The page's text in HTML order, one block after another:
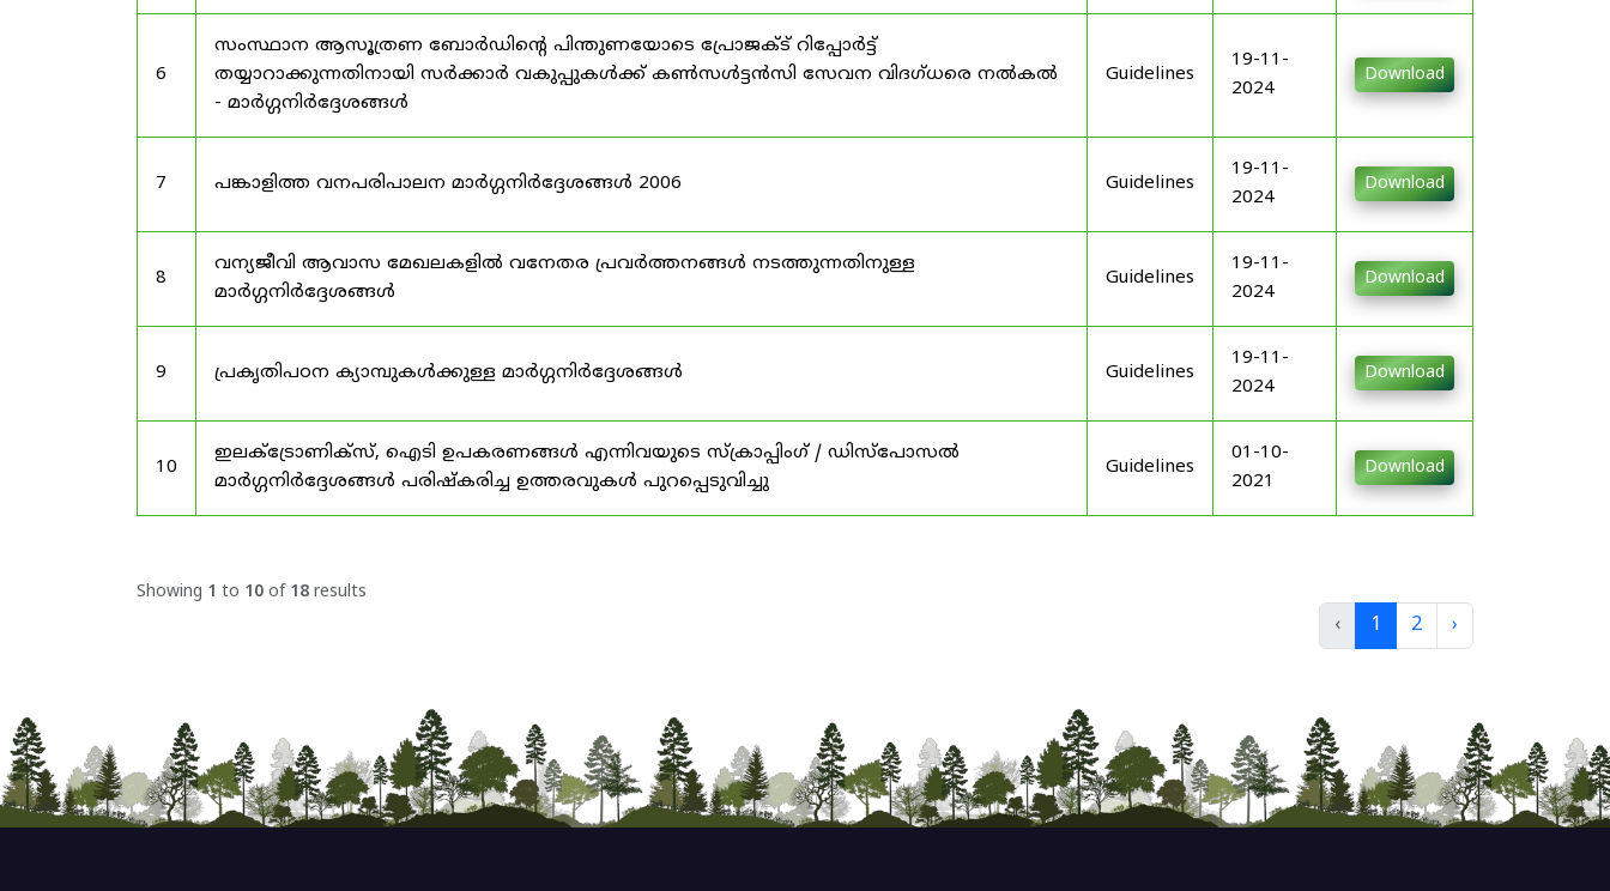
6
സംസ്ഥാന ആസൂത്രണ ബോർഡിൻ്റെ പിന്തുണയോടെ പ്രോജക്ട് റിപ്പോർട്ട്
തയ്യാറാക്കുന്നതിനായി സർക്കാർ വകുപ്പുകൾക്ക് കൺസൾട്ടൻസി സേവന വിദഗ്ധരെ നൽകൽ
- മാർഗ്ഗനിർദ്ദേശങ്ങൾ
Guidelines
19-11-
2024
Download
7 പങ്കാളിത്ത വനപരിപാലന മാർഗ്ഗനിർദ്ദേശങ്ങൾ 2006 Guidelines
19-11-
2024
Download
8
വന്യജീവി ആവാസ മേഖലകളിൽ വനേതര പ്രവർത്തനങ്ങൾ നടത്തുന്നതിനുള്ള
മാർഗ്ഗനിർദ്ദേശങ്ങൾ
Guidelines
19-11-
2024
Download
9 പ്രകൃതിപഠന ക്യാമ്പുകൾക്കുള്ള മാർഗ്ഗനിർദ്ദേശങ്ങൾ Guidelines
19-11-
2024
Download
10
ഇലക്‌ട്രോണിക്‌സ്, ഐടി ഉപകരണങ്ങൾ എന്നിവയുടെ സ്‌ക്രാപ്പിംഗ് / ഡിസ്‌പോസൽ
മാർഗ്ഗനിർദ്ദേശങ്ങൾ പരിഷ്‌കരിച്ച ഉത്തരവുകൾ പുറപ്പെടുവിച്ചു
Guidelines
01-10-
2021
Download
Showing 1 to 10 of 18 results
‹ 1 2 ›